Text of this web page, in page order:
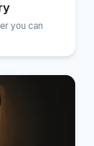
you can